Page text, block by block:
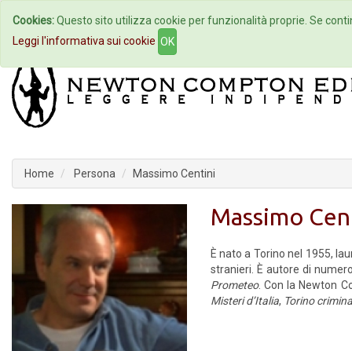
Home Autori Eventi
Home Persona Massimo Centini
Massimo
È nato a Torino nel 1955,
stranieri. È autore di
Prometeo. Con la Newton
Misteri d’Italia, Torino
Cookies:Questo sito utilizza cookie per funzionalità proprie. Se
Leggi l'informativa sui cookie OK